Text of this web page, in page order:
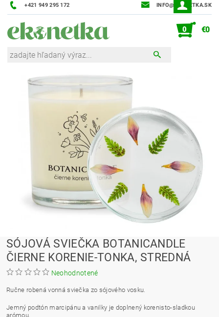
+421 949 295 172 INFO@EKONETKA.SK
0 €0
SÓJOVÁ SVIEČKA BOTANICANDLE
ČIERNE KORENIE-TONKA, STREDNÁ
Neohodnotené
Ručne robená vonná sviečka zo sójového vosku.
Jemný podtón marcipánu a vanilky je doplnený korenisto-sladkou
arómou.